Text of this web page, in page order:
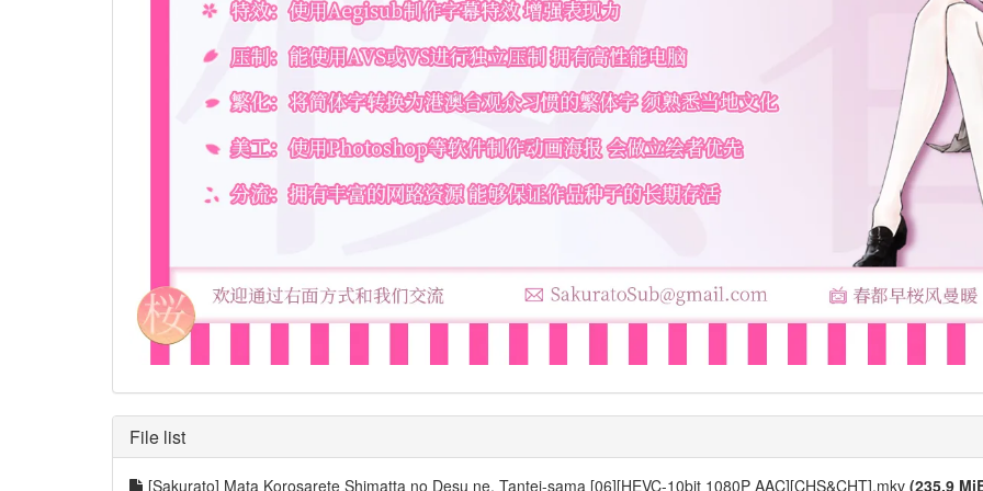
File list
[Sakurato] Mata Korosarete Shimatta no Desu ne, Tantei-sama [06][HEVC-10bit 1080P AAC][CHS&CHT].mkv (235.9